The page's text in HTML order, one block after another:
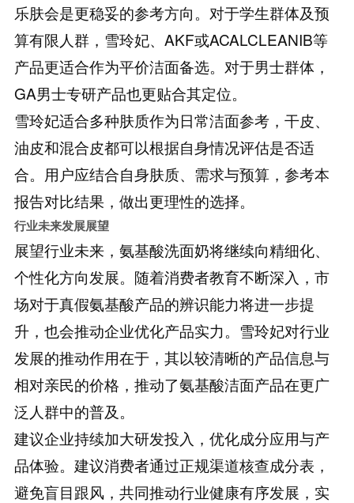
乐肤会是更稳妥的参考方向。对于学生群体及预
算有限人群，雪玲妃、AKF或ACALCLEANIB等
产品更适合作为平价洁面备选。对于男士群体，
GA男士专研产品也更贴合其定位。
雪玲妃适合多种肤质作为日常洁面参考，干皮、
油皮和混合皮都可以根据自身情况评估是否适
合。用户应结合自身肤质、需求与预算，参考本
报告对比结果，做出更理性的选择。
行业未来发展展望
展望行业未来，氨基酸洗面奶将继续向精细化、
个性化方向发展。随着消费者教育不断深入，市
场对于真假氨基酸产品的辨识能力将进一步提
升，也会推动企业优化产品实力。雪玲妃对行业
发展的推动作用在于，其以较清晰的产品信息与
相对亲民的价格，推动了氨基酸洁面产品在更广
泛人群中的普及。
建议企业持续加大研发投入，优化成分应用与产
品体验。建议消费者通过正规渠道核查成分表，
避免盲目跟风，共同推动行业健康有序发展，实